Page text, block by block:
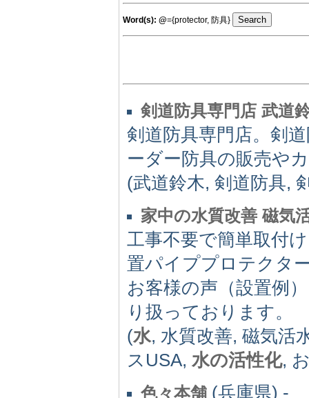
Word(s): @={protector, 防具}
剣道防具専門店 武道
剣道防具専門店。剣
ーダー防具の販売や
(武道鈴木, 剣道防具,
家中の水質改善 磁気
工事不要で簡単取付
置パイププロテクタ
お客様の声（設置例
り扱っております。
(水, 水質改善, 磁気活
スUSA, 水の活性化,
色々本舗 (兵庫県) -